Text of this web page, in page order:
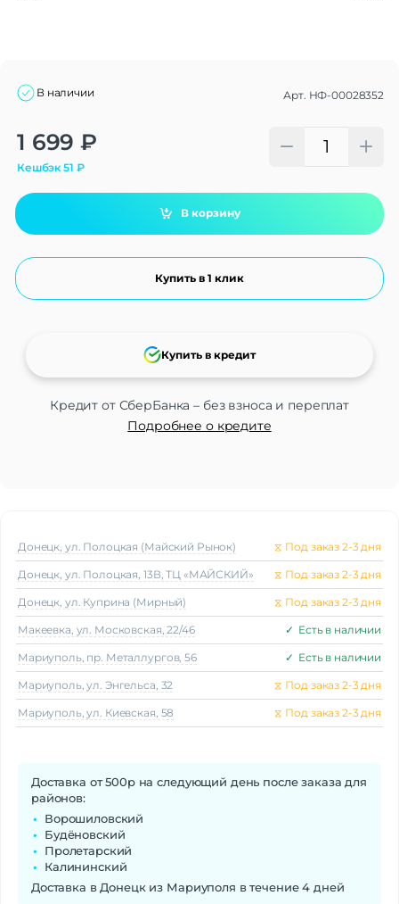
В наличии Арт. НФ-00028352
1 699 ₽
Кешбэк51 ₽
В корзину
Купить в 1 клик
Кредит от СберБанка – без взноса и переплат
Подробнее о кредите
Купить в кредит
Alternative:
Донецк, ул. Полоцкая (Майский Рынок) ⧖ Под заказ 2-3 дня
Донецк, ул. Полоцкая, 13В, ТЦ «МАЙСКИЙ» ⧖ Под заказ 2-3 дня
Донецк, ул. Куприна (Мирный) ⧖ Под заказ 2-3 дня
Макеeвка, ул. Московская, 22/46 ✓ Есть в наличии
Мариуполь, пр. Металлургов, 56 ✓ Есть в наличии
Мариуполь, ул. Энгельса, 32 ⧖ Под заказ 2-3 дня
Мариуполь, ул. Киевская, 58 ⧖ Под заказ 2-3 дня
Доставка от 500р на следующий день после заказа для
районов:
Ворошиловский
Будёновский
Пролетарский
Калининский
Доставка в Донецк из Мариуполя в течение 4 дней